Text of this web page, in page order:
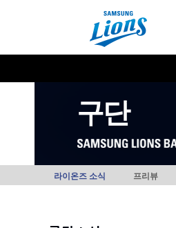
구단
라이온즈 소식 프리뷰